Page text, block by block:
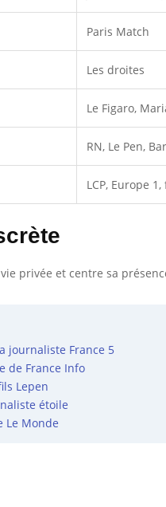
Paris Match
Les droites
Le Figaro,
RN, Le Pen,
LCP, Europe
privée et centre sa
journaliste France 5
de France Info
Lepen
étoile
Le Monde